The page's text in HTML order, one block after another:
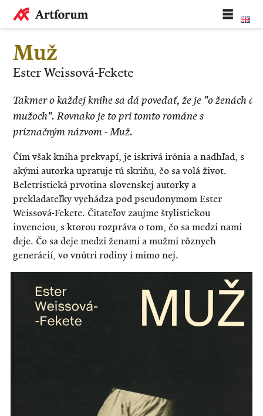
Muž
Ester Weissová-Fekete
Takmer o každej knihe sa dá povedať, že je "o ženách a
mužoch". Rovnako je to pri tomto románe s
príznačným názvom - Muž.
Čím však kniha prekvapí, je iskrivá irónia a nadhľad, s
akými autorka upratuje tú skriňu, čo sa volá život.
Beletristická prvotina slovenskej autorky a
prekladateľky vychádza pod pseudonymom Ester
Weissová-Fekete. Čitateľov zaujme štylistickou
invenciou, s ktorou rozpráva o tom, čo sa medzi nami
deje. Čo sa deje medzi ženami a mužmi rôznych
generácií, vo vnútri rodiny i mimo nej.